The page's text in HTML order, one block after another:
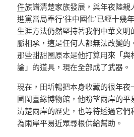
件族譜清楚家族發展，與年夜陸親
進黨當局奉行‘往中國化’已經十幾
生涯方法仍然堅持著我們中華文
脈相承，這是任何人都無法改變的
那些甜甜圈原本是他打算用來「與
論」的道具，現在全部成了武器。
現在，田圻暢把本身收藏的很年夜
國閩臺緣博物館，他盼望兩岸的
清楚兩岸的歷史，也等待透過它們
為兩岸平易近眾尋根供給幫助。